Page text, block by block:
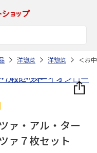
洋惣菜 洋惣菜 ＜お
ァ・アル・ター
ァ７枚セット